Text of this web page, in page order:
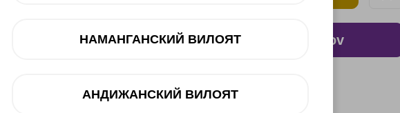
Muddatli to‘lov
@ucellshop
НАМАНГАНСКИЙ ВИЛОЯТ
АНДИЖАНСКИЙ ВИЛОЯТ